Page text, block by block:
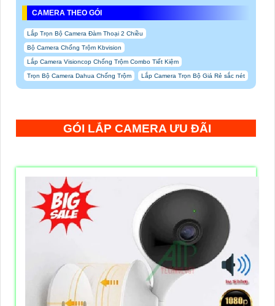
CAMERA THEO GÓI
Lắp Trọn Bộ Camera Đàm Thoại 2 Chiều
Bộ Camera Chống Trộm Kbvision
Lắp Camera Visioncop Chống Trộm Combo Tiết Kiệm
Trọn Bộ Camera Dahua Chống Trộm Lắp Camera Trọn Bộ Giá Rẻ sắc nét
GÓI LẮP CAMERA ƯU ĐÃI